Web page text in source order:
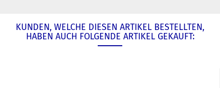
KUNDEN, WELCHE DIESEN ARTIKEL BESTELLTEN,
HABEN AUCH FOLGENDE ARTIKEL GEKAUFT: